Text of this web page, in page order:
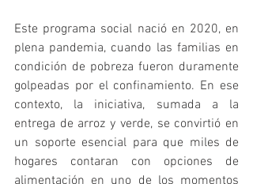
Este programa social nació en 2020, en
plena pandemia, cuando las familias en
condición de pobreza fueron duramente
golpeadas por el confinamiento. En ese
contexto, la iniciativa, sumada a la
entrega de arroz y verde, se convirtió en
un soporte esencial para que miles de
hogares contaran con opciones de
alimentación en uno de los momentos